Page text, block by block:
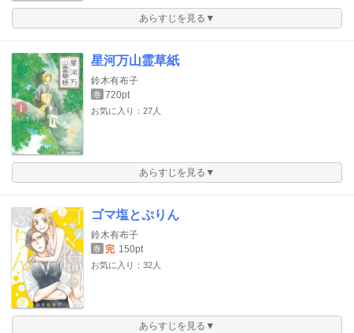
あらすじを見る▼
星河万山霊草紙
鈴木有布子
巻 720pt
お気に入り：27人
あらすじを見る▼
ゴマ塩とぷりん
鈴木有布子
巻 完 150pt
お気に入り：32人
あらすじを見る▼